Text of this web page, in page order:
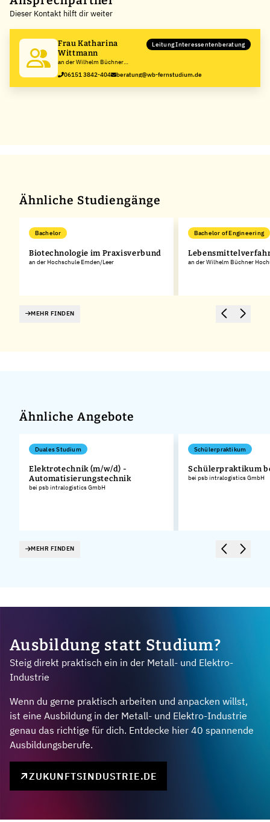
−
Dieser Kontakt hilft dir weiter
Frau Katharina
Wittmann
an der Wilhelm Büchner
Hochschule
Leitung Interessentenberatung
06151 3842-404 beratung@wb-fernstudium.de
Ähnliche Studiengänge
Bachelor
Biotechnologie im Praxisverbund
an der Hochschule Emden/Leer
Bachelor of Engineering
an der Wilhelm Büchner
MEHR FINDEN
Ähnliche Angebote
Duales Studium
Elektrotechnik (m/w/d) -
Automatisierungstechnik
bei psb intralogistics GmbH
Schülerpraktikum
Schülerpraktikum
bei psb intralogistics GmbH
MEHR FINDEN
Ausbildung statt Studium?
Steig direkt praktisch ein in der Metall- und Elektro-
Industrie
Wenn du gerne praktisch arbeiten und anpacken willst,
ist eine Ausbildung in der Metall- und Elektro-Industrie
genau das richtige für dich. Entdecke hier 40 spannende
Ausbildungsberufe.
ZUKUNFTSINDUSTRIE.DE